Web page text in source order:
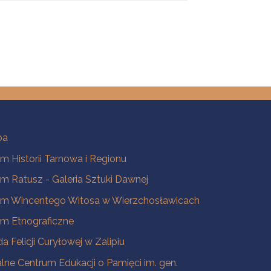
Historii Tarnowa i Regionu
Ratusz - Galeria Sztuki Dawnej
Wincentego Witosa w Wierzchosławicach
Etnograficzne
Felicji Curyłowej w Zalipiu
Centrum Edukacji o Pamięci im. gen.